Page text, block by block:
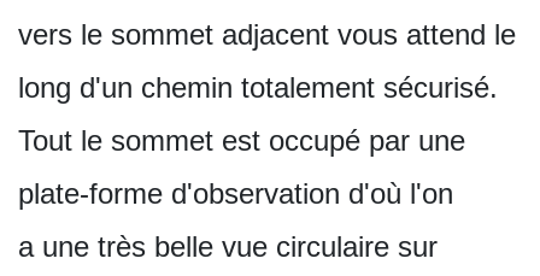
vers le sommet adjacent vous attend le
long d'un chemin totalement sécurisé.
Tout le sommet est occupé par une
plate-forme d'observation d'où l'on
a une très belle vue circulaire sur